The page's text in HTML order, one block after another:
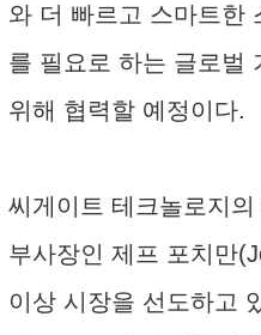
와 더 빠르고 스마트한
를 필요로 하는 글로벌
위해 협력할 예정이다.
씨게이트 테크놀로지
부사장인 제프 포치만
이상 시장을 선도하고